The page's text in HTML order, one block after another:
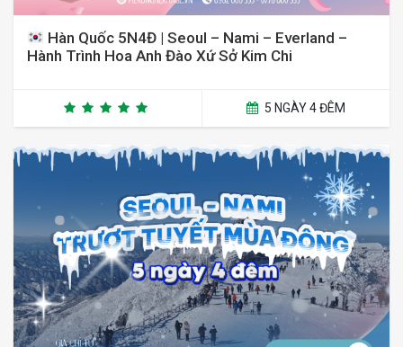
Hàn Quốc 5N4Đ | Seoul – Nami – Everland –
Hành Trình Hoa Anh Đào Xứ Sở Kim Chi
5 NGÀY 4 ĐÊM